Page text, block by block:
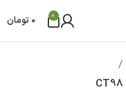
0
0 تومان